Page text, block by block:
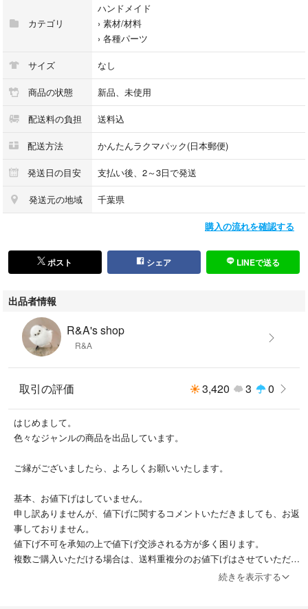
カテゴリ
ハンドメイド
› 素材/材料
› 各種パーツ
サイズ なし
商品の状態 新品、未使用
配送料の負担 送料込
配送方法 かんたんラクマパック(日本郵便)
発送日の目安 支払い後、2～3日で発送
発送元の地域 千葉県
購入の流れを確認する
ポスト シェア LINEで送る
出品者情報
R&A's shop
R&A
取引の評価 3,420 3 0
はじめまして。
色々なジャンルの商品を出品しています。
ご縁がございましたら、よろしくお願いいたします。
基本、お値下げはしていません。
申し訳ありませんが、値下げに関するコメントいただきましても、お返
事しておりません。
値下げ不可を承知の上で値下げ交渉される方が多く困ります。
複数ご購入いただける場合は、送料重複分のお値下げはさせていただき
続きを表示する